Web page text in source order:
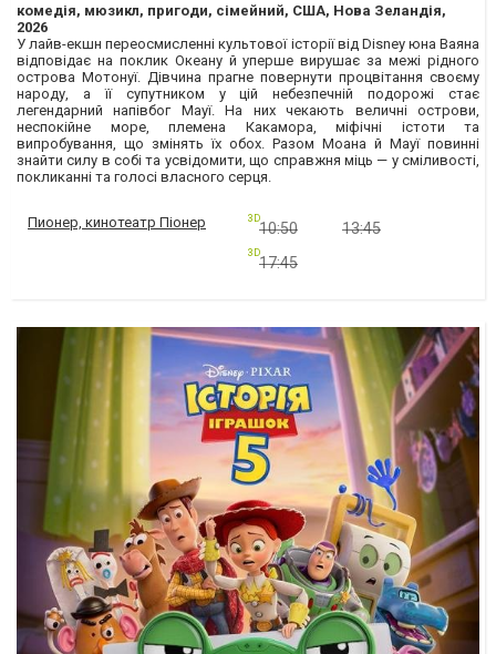
комедія, мюзикл, пригоди, сімейний, США, Нова Зеландія,
2026
У лайв-екшн переосмисленні культової історії від Disney юна Ваяна
відповідає на поклик Океану й уперше вирушає за межі рідного
острова Мотонуї. Дівчина прагне повернути процвітання своєму
народу, а її супутником у цій небезпечній подорожі стає
легендарний напівбог Мауї. На них чекають величні острови,
неспокійне море, племена Какамора, міфічні істоти та
випробування, що змінять їх обох. Разом Моана й Мауї повинні
знайти силу в собі та усвідомити, що справжня міць — у сміливості,
покликанні та голосі власного серця.
Пионер, кинотеатр Піонер 10:50
3D
13:45
17:45
3D